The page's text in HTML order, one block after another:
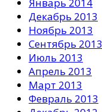
Декабрь 2013
Ноябрь 2013
Сентябрь 2013
Июль 2013
Апрель 2013
Март 2013
Февраль 2013